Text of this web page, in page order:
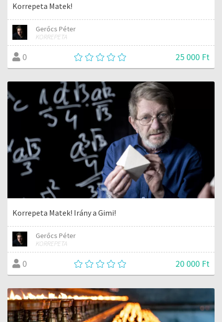
Korrepeta Matek!
Gerőcs Péter
KORREPETA
0 25 000 Ft
Korrepeta Matek! Irány a Gimi!
Gerőcs Péter
KORREPETA
0 20 000 Ft